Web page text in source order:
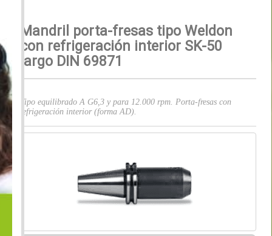
Mandril porta-fresas tipo Weldon
con refrigeración interior SK-50
largo DIN 69871
Tipo equilibrado A G6,3 y para 12.000 rpm. Porta-fresas con
refrigeración interior (forma AD).